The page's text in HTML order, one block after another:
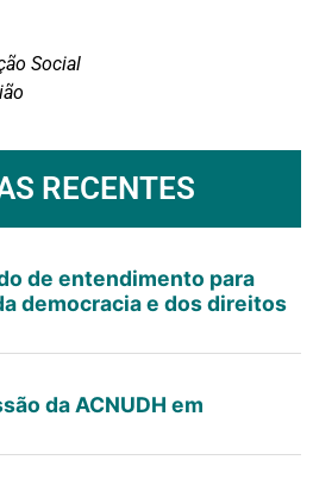
Social
RECENTES
de entendimento para
democracia e dos direitos
da ACNUDH em